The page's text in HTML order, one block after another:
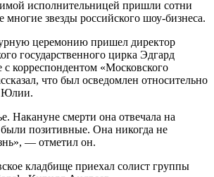
исполнительницей пришли сотни
многие звезды российского шоу-бизнеса.
церемонию пришел директор
государственного цирка Эдгард
корреспондентом «Московского
что был осведомлен относительно
Юлии.
Накануне смерти она отвечала на
позитивные. Она никогда не
— отметил он.
кладбище приехал солист группы